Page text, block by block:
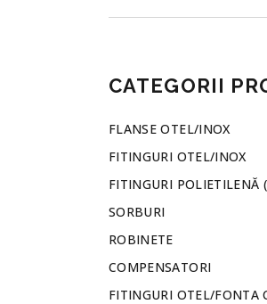
CATEGORII
FLANSE OTEL/INOX
FITINGURI OTEL/INOX
FITINGURI POLIETILENĂ
SORBURI
ROBINETE
COMPENSATORI
FITINGURI OTEL/FONTA